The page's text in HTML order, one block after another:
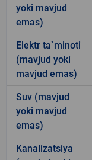
yoki mavjud
emas)
Elektr ta`minoti
(mavjud yoki
mavjud emas)
Suv (mavjud
yoki mavjud
emas)
Kanalizatsiya